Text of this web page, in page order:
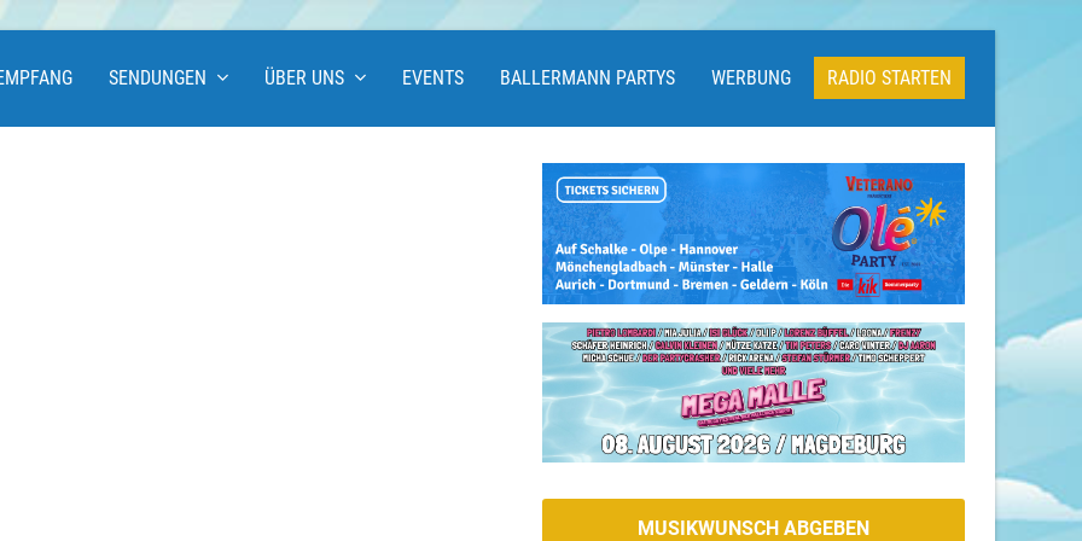
SENDUNGEN ÜBER UNS EVENTS BALLERMANN PARTYS WERBUNG RADIO STARTEN
MUSIKWUNSCH ABGEBEN